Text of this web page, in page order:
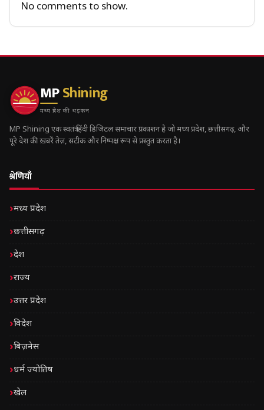
No comments to show.
MPShining
मध्य प्रदेश की धड़कन
MP Shining एक स्वतंत्र हिंदी डिजिटल समाचार प्रकाशन है जो मध्य प्रदेश, छत्तीसगढ़, और
पूरे देश की ख़बरें तेज़, सटीक और निष्पक्ष रूप से प्रस्तुत करता है।
श्रेणियाँ
मध्य प्रदेश
छत्तीसगढ़
देश
राज्य
उत्तर प्रदेश
विदेश
बिज़नेस
धर्म ज्योतिष
खेल